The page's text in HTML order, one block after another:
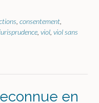
consentement
jurisprudence viol viol sans
en